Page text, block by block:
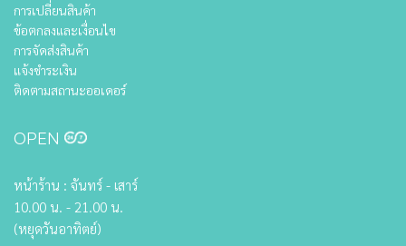
การเปลี่ยนสินค้า
ข้อตกลงและเงื่อนไข
การจัดส่งสินค้า
แจ้งชำระเงิน
ติดตามสถานะออเดอร์
OPEN
หน้าร้าน : จันทร์ - เสาร์
10.00 น. - 21.00 น.
(หยุดวันอาทิตย์)